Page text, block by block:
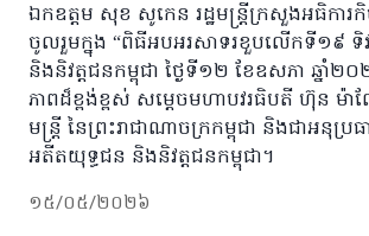
ឯកឧត្តម សុខ សូកេន រដ្ឋមន្ត្រីក្រសួងអធិការកិ
ចូលរួមក្នុង “ពិធីអបអរសាទរខួបលើកទី១៩ ទិ
និងនិវត្តជនកម្ពុជា ថ្ងៃទី១២ ខែឧសភា ឆ្នាំ
ភាពដ៏ខ្ពង់ខ្ពស់ សម្ដេចមហាបវរធិបតី ហ៊ុន ម៉ា
មន្ត្រី នៃព្រះរាជាណាចក្រកម្ពុជា និងជាអនុប្
អតីតយុទ្ធជន និងនិវត្តជនកម្ពុជា។
១៥/០៥/២០២៦